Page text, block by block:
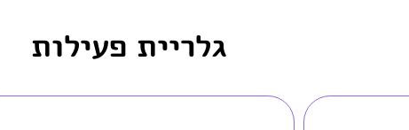
גלריית פעילות